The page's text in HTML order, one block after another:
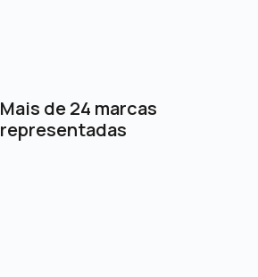
Mais de 24 marcas
representadas